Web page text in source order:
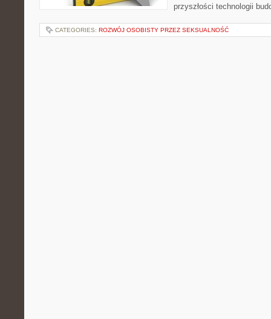
przyszłości technologii
CATEGORIES: ROZWÓJ OSOBISTY PRZEZ SEKSUALNOŚĆ